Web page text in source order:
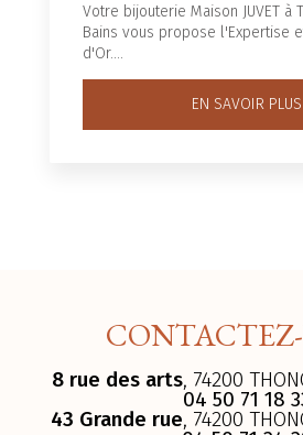
Votre bijouterie Maison JUVET à
Bains vous propose l'Expertise
d'Or....
EN SAVOIR PLUS
8 rue des arts, 74200
04 50 71 18
43 Grande rue, 74200